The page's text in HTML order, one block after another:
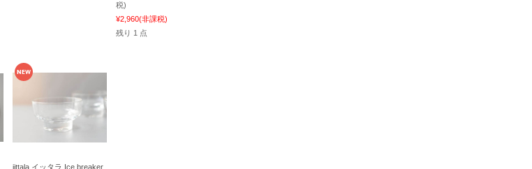
税)
¥2,960(非課税)
残り 1 点
iittala イッタラ Ice breaker